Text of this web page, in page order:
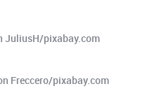
JuliusH/pixabay.com
Freccero/pixabay.com